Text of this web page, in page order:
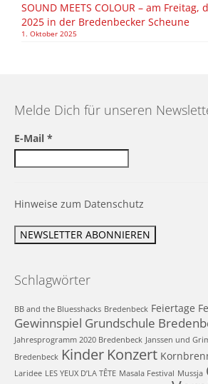
SOUND MEETS COLOUR – am
2025 in der Bredenbecker Scheune
1. Oktober 2025
Melde Dich für unseren
E-Mail *
Hinweise zum Datenschutz
Schlagwörter
BB and the Bluesshacks Bredenbeck Feiertage
Gewinnspiel Grundschule
Jahresprogramm 2020 Bredenbeck Janssen und
Bredenbeck Kinder Konzert
Laridee LES YEUX D’LA TÊTE Masala Festival Mussja